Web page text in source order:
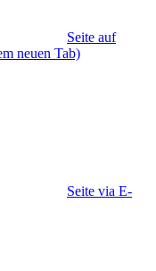
Seite auf
neuen Tab)
Seite via E-